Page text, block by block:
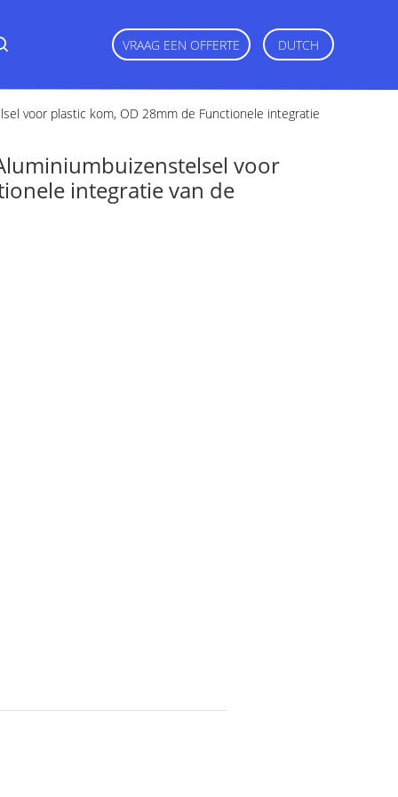
VRAAG EEN OFFERTE DUTCH
voor plastic kom, OD 28mm de Functionele integratie
voor
integratie van de